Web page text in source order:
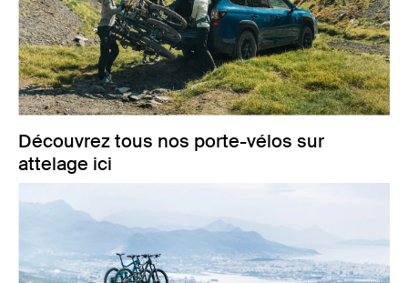
Découvrez tous nos porte-vélos sur
attelage ici